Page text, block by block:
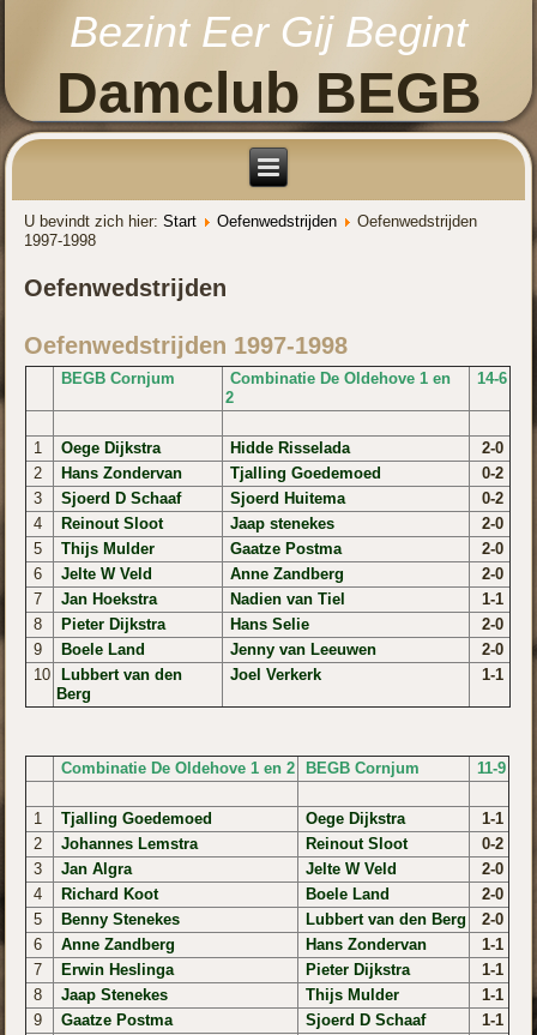
Bezint Eer Gij Begint
Damclub BEGB
U bevindt zich hier:Start Oefenwedstrijden
Oefenwedstrijden
1997-1998
Oefenwedstrijden
Oefenwedstrijden 1997-1998
BEGB Cornjum
Combinatie De Oldehove 1 en
2
14-6
1 Oege Dijkstra Hidde Risselada
2-0
2
Hans Zondervan Tjalling Goedemoed
0-2
3
Sjoerd D Schaaf Sjoerd Huitema
0-2
4
Reinout Sloot Jaap stenekes
2-0
5
Thijs Mulder Gaatze Postma
2-0
6
Jelte W Veld Anne Zandberg
2-0
7
Jan Hoekstra Nadien van Tiel
1-1
8
Pieter Dijkstra Hans Selie
2-0
9
Boele Land Jenny van Leeuwen
2-0
10
Lubbert van den
Berg
Joel Verkerk 1-1
Combinatie De Oldehove 1 en 2 BEGB Cornjum 11-9
1 Tjalling Goedemoed Oege Dijkstra
1-1
2
Johannes Lemstra Reinout Sloot
0-2
3
Jan Algra Jelte W Veld
2-0
4
Richard Koot Boele Land
2-0
5
Benny Stenekes Lubbert van den Berg
2-0
6
Anne Zandberg Hans Zondervan
1-1
7
Erwin Heslinga Pieter Dijkstra
1-1
8
Jaap Stenekes Thijs Mulder
1-1
9
Gaatze Postma Sjoerd D Schaaf
1-1